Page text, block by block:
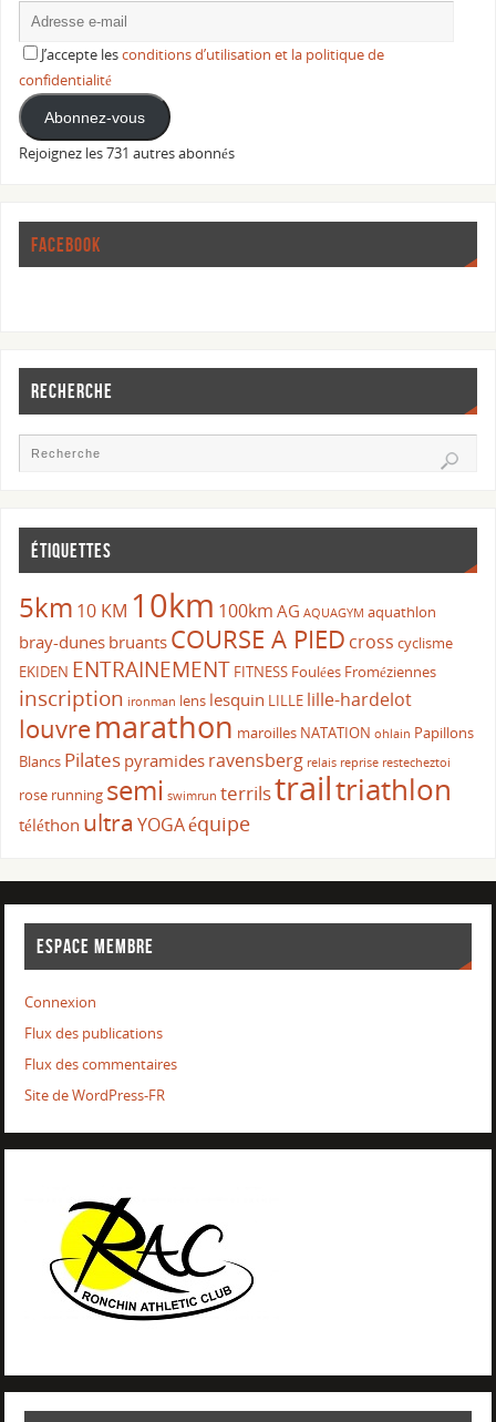
J’accepte lesconditions d’utilisation et la politique de
confidentialité
Abonnez-vous
Rejoignez les 731 autres abonnés
FACEBOOK
RECHERCHE
ÉTIQUETTES
5km 10 KM 10km 100km AG AQUAGYM aquathlon
bray-dunes bruants COURSE A PIED cross cyclisme
EKIDEN ENTRAINEMENT FITNESS Foulées Froméziennes
inscription ironman lens lesquin LILLE lille-hardelot
louvremarathon maroilles NATATION ohlain Papillons
Blancs Pilates pyramides ravensberg relais reprise restecheztoi
rose running semi swimrun terrilstrailtriathlon
téléthon ultra YOGAéquipe
ESPACE MEMBRE
Connexion
Flux des publications
Flux des commentaires
Site de WordPress-FR